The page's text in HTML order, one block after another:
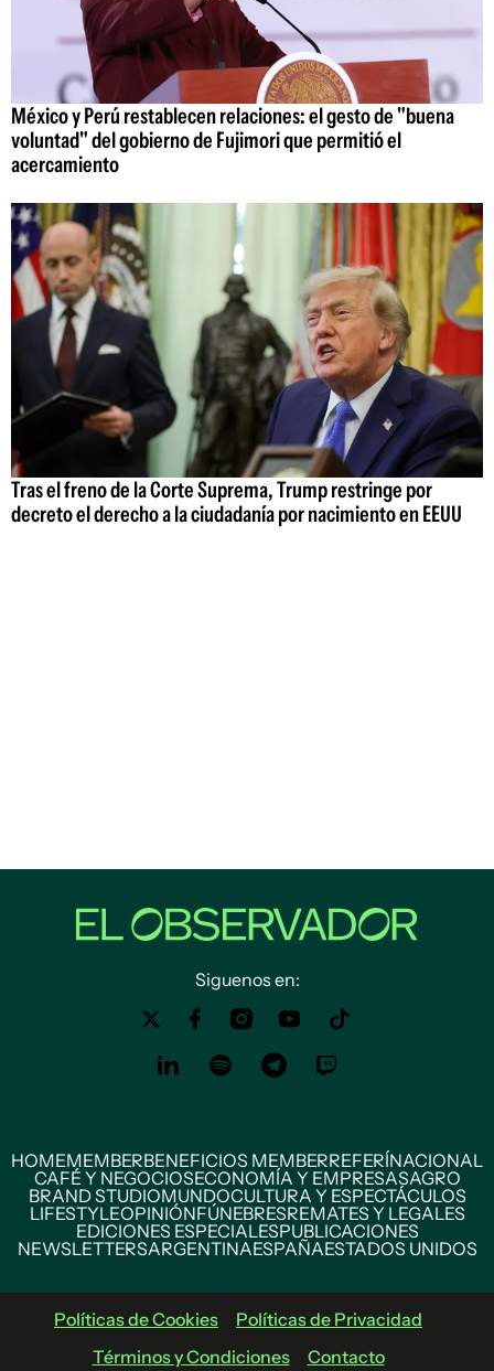
México y Perú restablecen relaciones: el gesto de "buena
voluntad" del gobierno de Fujimori que permitió el
acercamiento
Tras el freno de la Corte Suprema, Trump restringe por
decreto el derecho a la ciudadanía por nacimiento en EEUU
Siguenos en:
HOMEMEMBERBENEFICIOS MEMBERREFERÍNACIONAL
CAFÉ Y NEGOCIOSECONOMÍA Y EMPRESASAGRO
BRAND STUDIOMUNDOCULTURA Y ESPECTÁCULOS
LIFESTYLEOPINIÓNFÚNEBRESREMATES Y LEGALES
EDICIONES ESPECIALESPUBLICACIONES
NEWSLETTERSARGENTINAESPAÑAESTADOS UNIDOS
Políticas de Cookies
Políticas de Privacidad
Términos y Condiciones
Contacto